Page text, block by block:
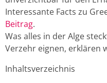
Interessante Facts zu
Beitrag.
Was alles in der Alge
Verzehr eignen, erklären
Inhaltsverzeichnis